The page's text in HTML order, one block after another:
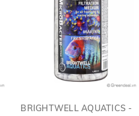
BRIGHTWELL AQUATICS -